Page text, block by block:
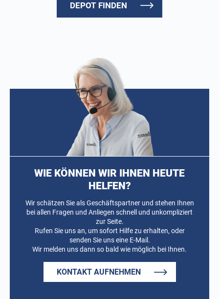
DEPOT FINDEN
WIE KÖNNEN WIR IHNEN HEUTE
HELFEN?
Wir schätzen Sie als Geschäftspartner und stehen Ihnen
bei allen Fragen und Anliegen schnell und unkompliziert
zur Seite.
Rufen Sie uns an, um sofort Hilfe zu erhalten, oder
senden Sie uns eine E-Mail.
Wir melden uns dann so bald wie möglich bei Ihnen.
KONTAKT AUFNEHMEN